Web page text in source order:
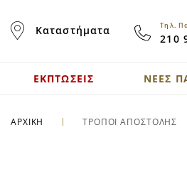
ContentΚαταστήματα Τηλ.
210
ΕΚΠΤΩΣΕΙΣ ΝΕΕΣ
ΑΡΧΙΚΗ ΤΡΟΠΟΙ ΑΠΟΣΤΟΛΗΣ